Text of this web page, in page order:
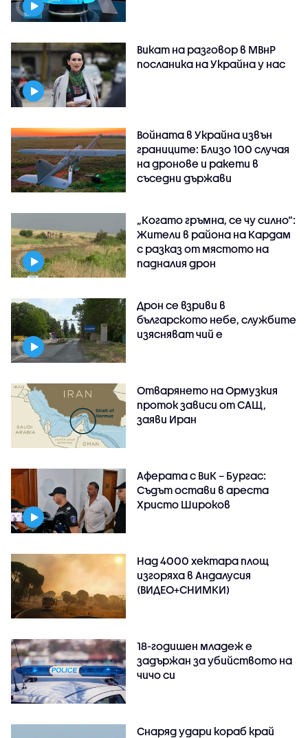
Викат на разговор в МВнР
посланика на Украйна у нас
Войната в Украйна извън
границите: Близо 100 случая
на дронове и ракети в
съседни държави
„Когато гръмна, се чу силно“:
Жители в района на Кардам
с разказ от мястото на
падналия дрон
Дрон се взриви в
българското небе, службите
изясняват чий е
Отварянето на Ормузкия
проток зависи от САЩ,
заяви Иран
Аферата с ВиК – Бургас:
Съдът остави в ареста
Христо Широков
Над 4000 хектара площ
изгоряха в Андалусия
(ВИДЕО+СНИМКИ)
18-годишен младеж е
задържан за убийството на
чичо си
Снаряд удари кораб край